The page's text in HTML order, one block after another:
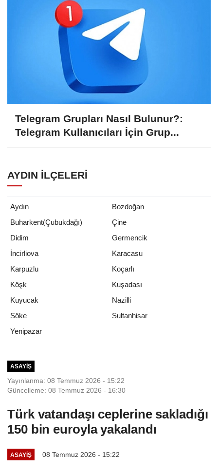
Telegram Grupları Nasıl Bulunur?:
Telegram Kullanıcıları İçin Grup...
AYDIN İLÇELERI
Aydın
Bozdoğan
Buharkent(Çubukdağı)
Çine
Didim
Germencik
İncirliova
Karacasu
Karpuzlu
Koçarlı
Köşk
Kuşadası
Kuyucak
Nazilli
Söke
Sultanhisar
Yenipazar
ASAYIŞ
Yayınlanma: 08 Temmuz 2026 - 15:22
Güncelleme: 08 Temmuz 2026 - 16:30
Türk vatandaşı ceplerine sakladığı
150 bin euroyla yakalandı
ASAYIŞ 08 Temmuz 2026 - 15:22